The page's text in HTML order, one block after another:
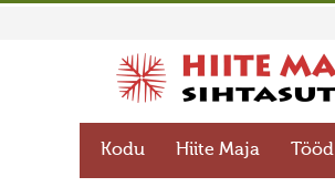
Kodu Hiite Maja Tööd